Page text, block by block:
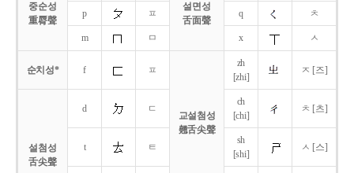
중순성
重脣聲
설면성
舌面聲
p ㅍ q ㅊ
m ㅁ x ㅅ
순치성* f ㅍ
교설첨성
翹舌尖聲
zh
[zhi]
ㅈ [즈]
설첨성
舌尖聲
d ㄷ
ch
[chi]
ㅊ [츠]
t ㅌ
sh
[shi]
ㅅ [스]